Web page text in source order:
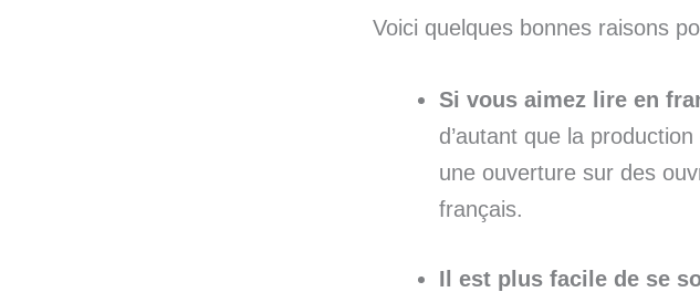
Voici quelques bonnes raisons
Si vous aimez lire en
d’autant que la
une ouverture sur des
français.
Il est plus facile de se